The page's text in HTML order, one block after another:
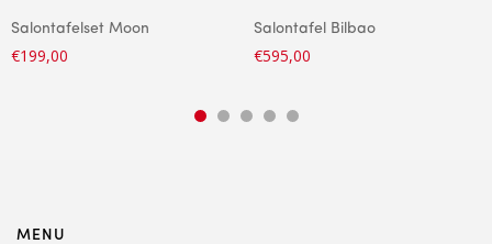
Salontafelset Moon
€199,00
Salontafel Bilbao
€595,00
MENU